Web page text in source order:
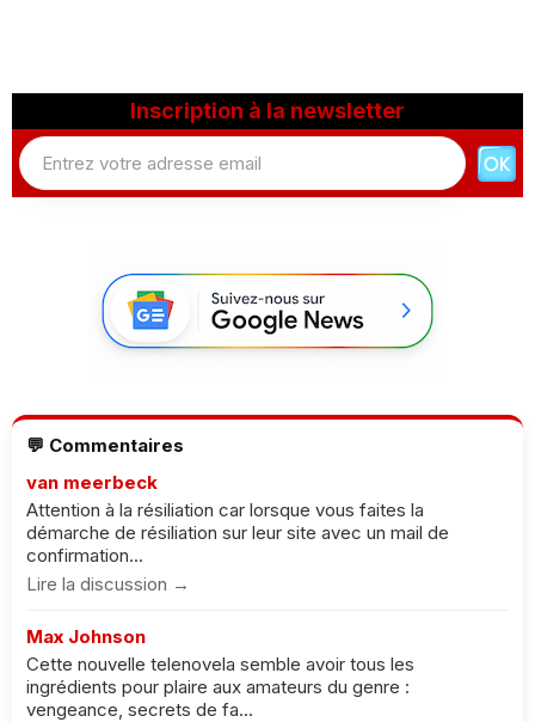
Inscription à la newsletter
💬 Commentaires
van meerbeck
Attention à la résiliation car lorsque vous faites la
démarche de résiliation sur leur site avec un mail de
confirmation...
Lire la discussion →
Max Johnson
Cette nouvelle telenovela semble avoir tous les
ingrédients pour plaire aux amateurs du genre :
vengeance, secrets de fa...